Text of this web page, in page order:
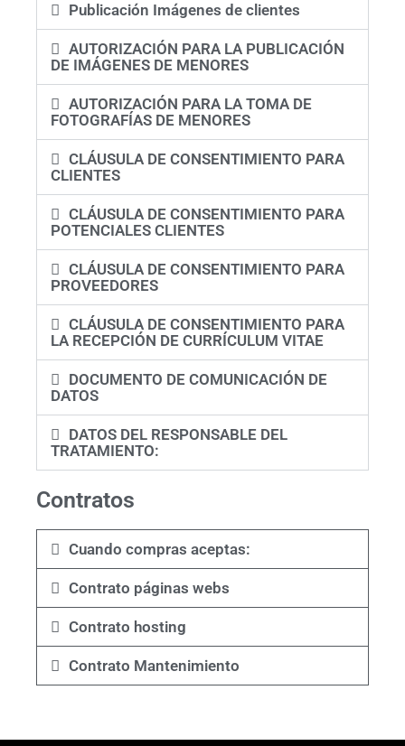
Publicación Imágenes de clientes
AUTORIZACIÓN PARA LA PUBLICACIÓN
DE IMÁGENES DE MENORES
AUTORIZACIÓN PARA LA TOMA DE
FOTOGRAFÍAS DE MENORES
CLÁUSULA DE CONSENTIMIENTO PARA
CLIENTES
CLÁUSULA DE CONSENTIMIENTO PARA
POTENCIALES CLIENTES
CLÁUSULA DE CONSENTIMIENTO PARA
PROVEEDORES
CLÁUSULA DE CONSENTIMIENTO PARA
LA RECEPCIÓN DE CURRÍCULUM VITAE
DOCUMENTO DE COMUNICACIÓN DE
DATOS
DATOS DEL RESPONSABLE DEL
TRATAMIENTO:
Contratos
Cuando compras aceptas:
Contrato páginas webs
Contrato hosting
Contrato Mantenimiento